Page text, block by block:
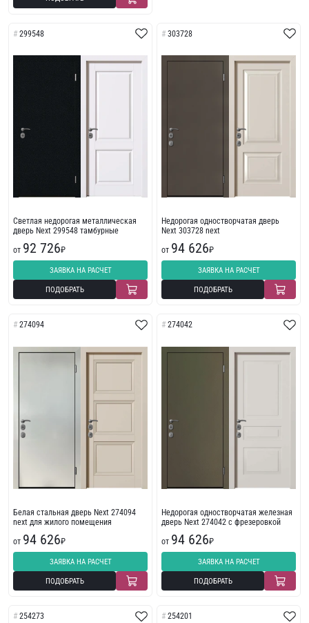
299548
Светлая недорогая металлическая
дверь Next 299548 тамбурные
от 92 726₽
ЗАЯВКА НА РАСЧЕТ
ПОДОБРАТЬ
303728
Недорогая одностворчатая дверь
Next 303728 next
от 94 626₽
ЗАЯВКА НА РАСЧЕТ
ПОДОБРАТЬ
274094
Белая стальная дверь Next 274094
next для жилого помещения
от 94 626₽
ЗАЯВКА НА РАСЧЕТ
ПОДОБРАТЬ
274042
Недорогая одностворчатая железная
дверь Next 274042 с фрезеровкой
от 94 626₽
ЗАЯВКА НА РАСЧЕТ
ПОДОБРАТЬ
254273 254201